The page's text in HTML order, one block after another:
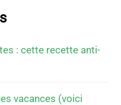
: cette recette anti-
vacances (voici